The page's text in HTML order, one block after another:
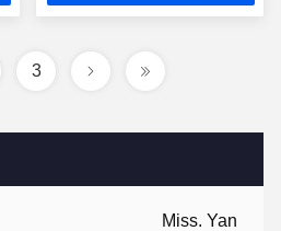
Miss. Yan
3